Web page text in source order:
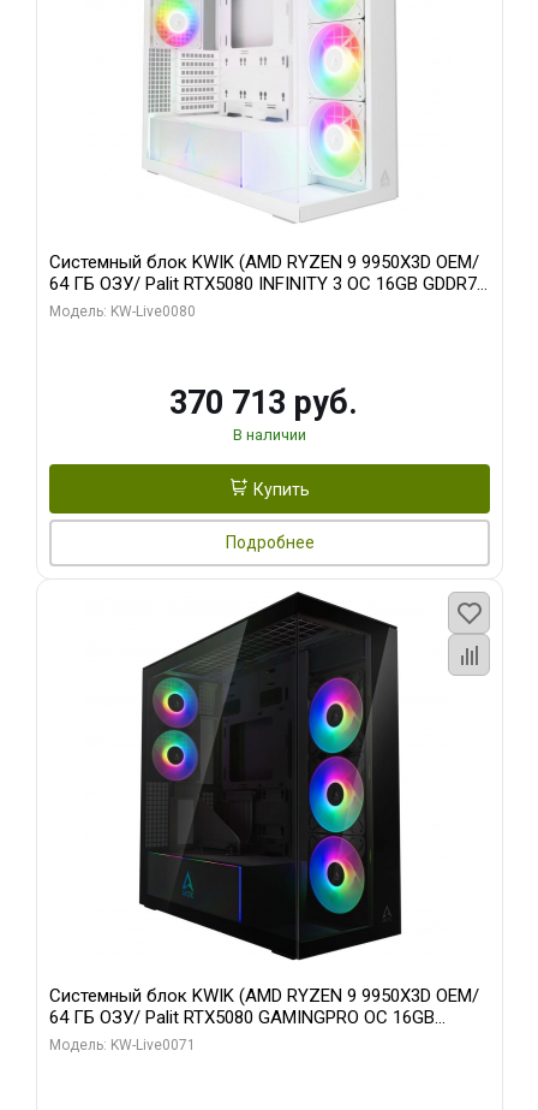
Системный блок KWIK (AMD RYZEN 9 9950X3D OEM/
64 ГБ ОЗУ/ Palit RTX5080 INFINITY 3 OC 16GB GDDR7
256bit 3xDP H/ 960 ГБ SSD)
Модель: KW-Live0080
370 713 руб.
В наличии
Купить
Подробнее
Системный блок KWIK (AMD RYZEN 9 9950X3D OEM/
64 ГБ ОЗУ/ Palit RTX5080 GAMINGPRO OC 16GB
GDDR7 256bit 3xDP HD/ 960 ГБ SSD)
Модель: KW-Live0071